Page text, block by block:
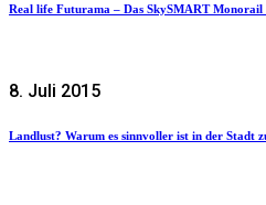
Real life Futurama – Das SkySMART
8. Juli 2015
Landlust? Warum es sinnvoller ist in der Stadt